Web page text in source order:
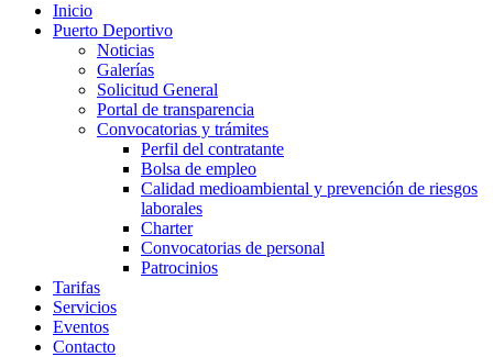
Inicio
Puerto Deportivo
Noticias
Galerías
Solicitud General
Portal de transparencia
Convocatorias y trámites
Perfil del contratante
Bolsa de empleo
Calidad medioambiental y prevención de riesgos
laborales
Charter
Convocatorias de personal
Patrocinios
Tarifas
Servicios
Eventos
Contacto